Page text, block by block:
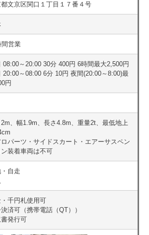
文京区関口１丁目１７番４号
間営業
08:00～20:00 30分 400円 6時間最大2,500円
20:00～08:00 6分 10円 夜間(20:00～8:00)最
円
、幅1.9m、長さ4.8m、重量2t、最低地上
ロパーツ・サイドスカート・エアーサスペン
ン装着車両は不可
自走
千円札使用可
済可（携帯電話（QT））
発行可